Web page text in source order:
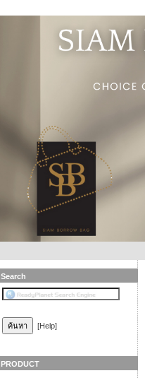
Search
[Help]
PRODUCT